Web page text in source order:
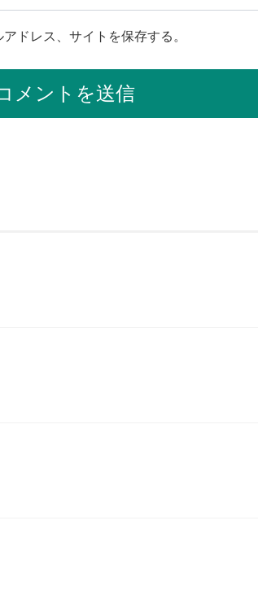
ドレス、サイトを保存する。